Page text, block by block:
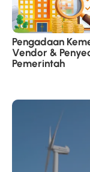
Pengadaan
Vendor &
Pemerintah